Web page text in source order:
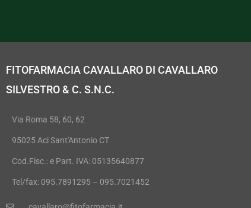
FITOFARMACIA CAVALLARO DI CAVALLARO
SILVESTRO & C. S.N.C.
Via Roma 58, 60, 62
95025 Aci Sant'Antonio CT
Cod.Fisc.: e Part. IVA: 05135640877
Tel/fax: 095.7891295 – 095.7021452